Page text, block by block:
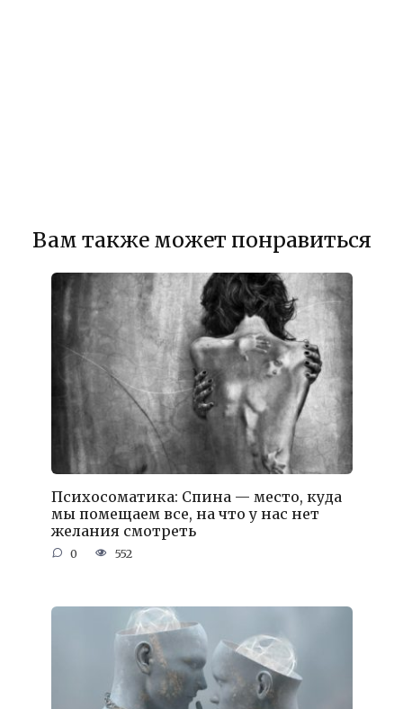
Вам также может понравиться
Психосоматика: Спина — место, куда
мы помещаем все, на что у нас нет
желания смотреть
0 552